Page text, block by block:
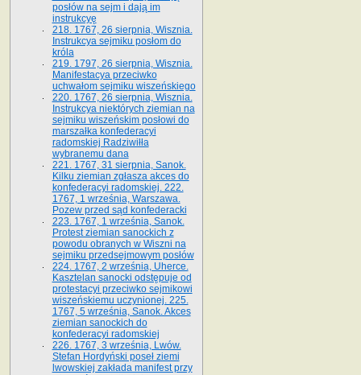
posłów na sejm i dają im
instrukcyę
218. 1767, 26 sierpnia, Wisznia.
Instrukcya sejmiku posłom do
króla
219. 1797, 26 sierpnia, Wisznia.
Manifestacya przeciwko
uchwałom sejmiku wiszeńskiego
220. 1767, 26 sierpnia, Wisznia.
Instrukcya niektórych ziemian na
sejmiku wiszeńskim posłowi do
marszałka konfe­deracyi
radomskiej Radziwiłła
wybranemu dana
221. 1767, 31 sierpnia, Sanok.
Kilku ziemian zgłasza akces do
konfederacyi radomskiej. 222.
1767, 1 września, Warszawa.
Pozew przed sąd konfederacki
223. 1767, 1 września, Sanok.
Protest ziemian sanockich z
powodu obranych w Wiszni na
sejmiku przedsejmo­wym posłów
224. 1767, 2 września, Uherce.
Kasztelan sanocki odstępuje od
protestacyi przeciwko sejmikowi
wiszeńskiemu uczynionej. 225.
1767, 5 września, Sanok. Akces
ziemian sanockich do
konfederacyi radomskiej
226. 1767, 3 września, Lwów.
Stefan Hordyński poseł ziemi
lwowskiej zakłada manifest przy